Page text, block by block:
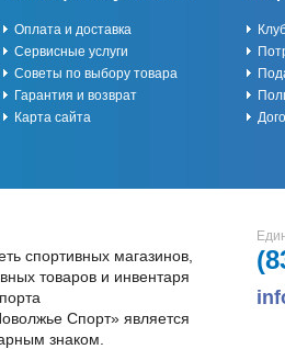
Оплата и доставка
Сервисные услуги
Советы по выбору товара
Гарантия и возврат
Карта сайта
спортивных магазинов,
товаров и инвентаря
Спорт» является
знаком.